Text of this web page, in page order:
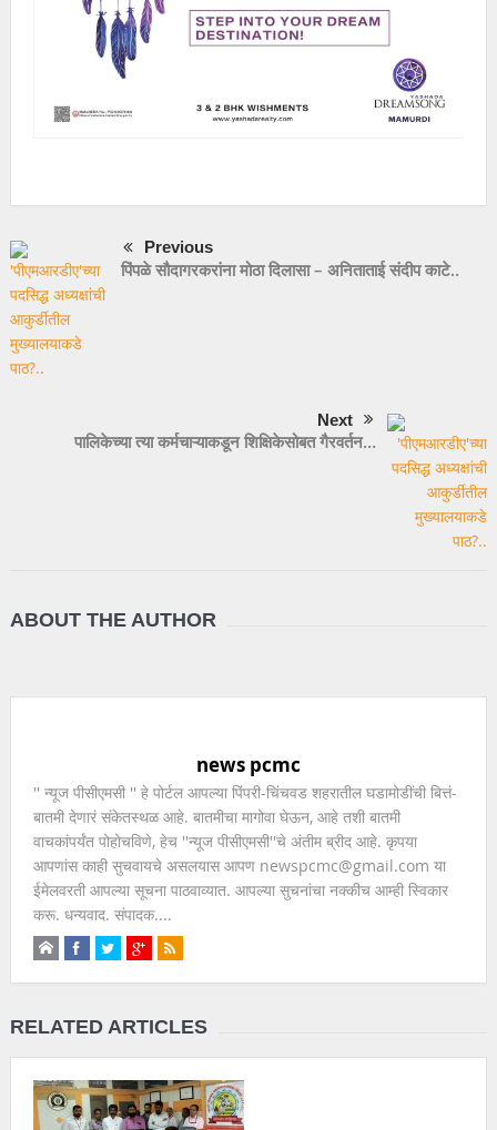
Previous
पिंपळे सौदागरकरांना मोठा दिलासा – अनिताताई संदीप काटे..
Next
पालिकेच्या त्या कर्मचाऱ्याकडून शिक्षिकेसोबत गैरवर्तन…
ABOUT THE AUTHOR
news pcmc
'' न्यूज पीसीएमसी '' हे पोर्टल आपल्या पिंपरी-चिंचवड शहरातील घडामोडींची बित्तं-
बातमी देणारं संकेतस्थळ आहे. बातमीचा मागोवा घेऊन, आहे तशी बातमी
वाचकांपर्यंत पोहोचविणे, हेच ''न्यूज पीसीएमसी''चे अंतीम ब्रीद आहे. कृपया
आपणांस काही सुचवायचे असलयास आपण newspcmc@gmail.com या
ईमेलवरती आपल्या सूचना पाठवाव्यात. आपल्या सुचनांचा नक्कीच आम्ही स्विकार
करू. धन्यवाद. संपादक....
RELATED ARTICLES